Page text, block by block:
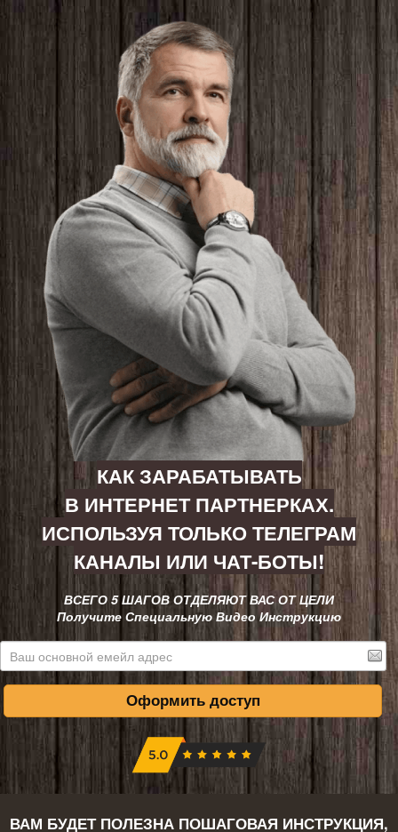
КАК ЗАРАБАТЫВАТЬ
В ИНТЕРНЕТ ПАРТНЕРКАХ.
ИСПОЛЬЗУЯ ТОЛЬКО ТЕЛЕГРАМ
КАНАЛЫ ИЛИ ЧАТ-БОТЫ!
ВСЕГО 5 ШАГОВ ОТДЕЛЯЮТ ВАС ОТ ЦЕЛИ
Получите Специальную Видео Инструкцию
Оформить доступ
ВАМ БУДЕТ ПОЛЕЗНА ПОШАГОВАЯ ИНСТРУКЦИЯ,